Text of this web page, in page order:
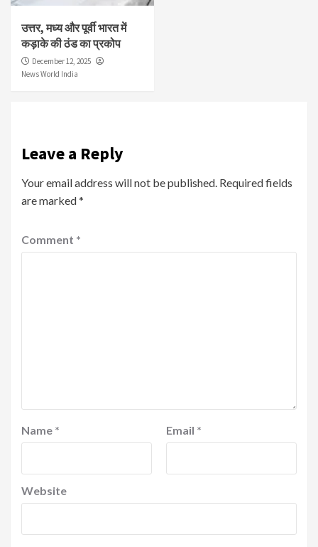
उत्तर, मध्य और पूर्वी भारत में
कड़ाके की ठंड का प्रकोप
December 12, 2025
News World India
Leave a Reply
Your email address will not be published. Required fields
are marked*
Comment *
Name * Email *
Website